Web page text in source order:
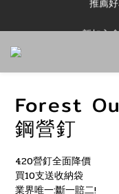
新加入
Forest
鋼營釘
420營釘全面降價
買10支送收納袋
業界唯一:斷一賠二!